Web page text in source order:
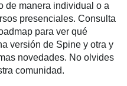
de manera individual o a
presenciales. Consulta
para ver qué
versión de Spine y otra y
novedades. No olvides
comunidad.